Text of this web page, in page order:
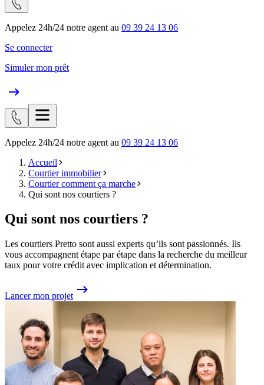
Appelez 24h/24 notre agent au 09 39 24 13 06
Se connecter
Simuler mon prêt
Appelez 24h/24 notre agent au 09 39 24 13 06
Accueil
Courtier immobilier
Courtier comment ça marche
Qui sont nos courtiers ?
Qui sont nos courtiers ?
Les courtiers Pretto sont aussi experts qu’ils sont passionnés. Ils
vous accompagnent étape par étape dans la recherche du meilleur
taux pour votre crédit avec implication et détermination.
Lancer mon projet